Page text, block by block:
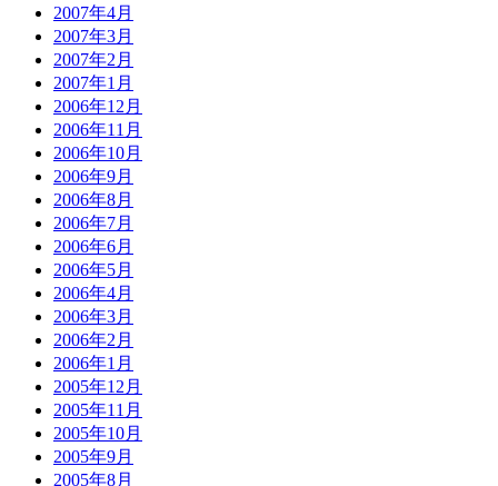
2007年4月
2007年3月
2007年2月
2007年1月
2006年12月
2006年11月
2006年10月
2006年9月
2006年8月
2006年7月
2006年6月
2006年5月
2006年4月
2006年3月
2006年2月
2006年1月
2005年12月
2005年11月
2005年10月
2005年9月
2005年8月